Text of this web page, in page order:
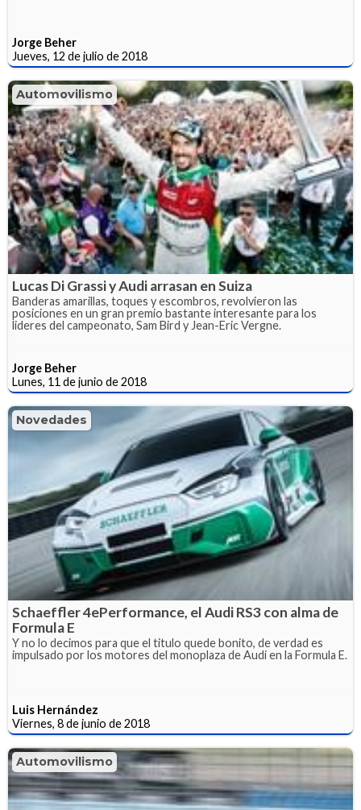
Jorge Beher
Jueves, 12 de julio de 2018
Automovilismo
Lucas Di Grassi y Audi arrasan en Suiza
Banderas amarillas, toques y escombros, revolvieron las
posiciones en un gran premio bastante interesante para los
lideres del campeonato, Sam Bird y Jean-Eric Vergne.
Jorge Beher
Lunes, 11 de junio de 2018
Novedades
Schaeffler 4ePerformance, el Audi RS3 con alma de
Formula E
Y no lo decimos para que el titulo quede bonito, de verdad es
impulsado por los motores del monoplaza de Audi en la Formula E.
Luis Hernández
Viernes, 8 de junio de 2018
Automovilismo